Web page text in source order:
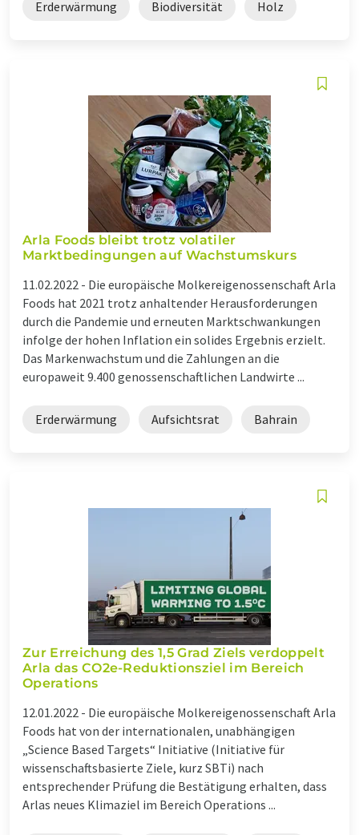
Erderwärmung Biodiversität Holz
Arla Foods bleibt trotz volatiler
Marktbedingungen auf Wachstumskurs
11.02.2022 - Die europäische Molkereigenossenschaft Arla
Foods hat 2021 trotz anhaltender Herausforderungen
durch die Pandemie und erneuten Marktschwankungen
infolge der hohen Inflation ein solides Ergebnis erzielt.
Das Markenwachstum und die Zahlungen an die
europaweit 9.400 genossenschaftlichen Landwirte ...
Erderwärmung Aufsichtsrat Bahrain
Zur Erreichung des 1,5 Grad Ziels verdoppelt
Arla das CO2e-Reduktionsziel im Bereich
Operations
12.01.2022 - Die europäische Molkereigenossenschaft Arla
Foods hat von der internationalen, unabhängigen
„Science Based Targets“ Initiative (Initiative für
wissenschaftsbasierte Ziele, kurz SBTi) nach
entsprechender Prüfung die Bestätigung erhalten, dass
Arlas neues Klimaziel im Bereich Operations ...